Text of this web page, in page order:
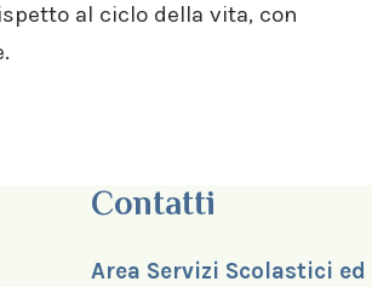
al ciclo della vita, con
Contatti
Area Servizi Scolastici